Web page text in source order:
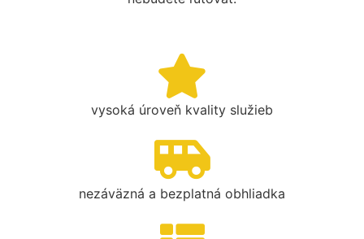
vysoká úroveň kvality služieb
nezáväzná a bezplatná obhliadka